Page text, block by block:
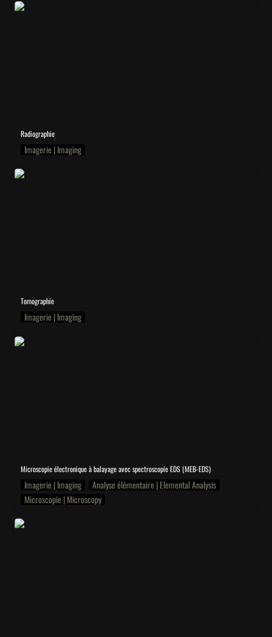
XR
Radiographie
Imagerie | Imaging
CT
Tomographie
Imagerie | Imaging
SEM-EDX
Microscopie électronique à balayage avec spectroscopie EDS (MEB-EDS)
Imagerie | Imaging
Analyse élémentaire | Elemental Analysis
Microscopie | Microscopy
FTIR